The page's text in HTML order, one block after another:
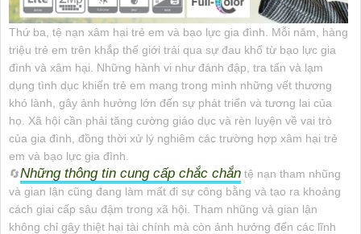
Thứ ba, tệ nạn xâm hại trẻ em và bạo lực gia đình. Mỗi năm, hàng
triệu trẻ em trên khắp thế giới trải qua sự đau khổ từ bạo lực gia
đình và xâm hại. Những hành vi như đánh đập, tra tấn và lạm
dụng tình dục khiến trẻ em mang trong mình những vết thương
khó lành, gây ảnh hưởng lớn đến sự phát triển và tương lai của
họ. Xã hội cần phải tăng cường giáo dục và rèn luyện về vai trò
của gia đình, đồng thời xử lý nghiêm các trường hợp xâm hại trẻ
em và bạo lực gia đình.
🔄Những thông tin cung cấp chắc chắn tệ nạn tham nhũng
và gian lận cũng đang làm mất đi sự công bằng và tạo ra khoảng
cách giai cấp sâu đậm trong xã hội. Tham nhũng và gian lận
không chỉ gây thiệt hại tài chính mà còn ảnh hưởng đến các lĩnh